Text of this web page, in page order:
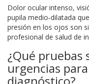
Dolor ocular intenso,
pupila medio‑dilatada
presión en los ojos son
profesional de salud de
¿Qué pruebas
urgencias